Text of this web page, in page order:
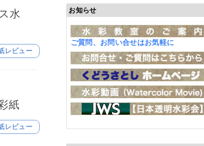
水
レビュー
紙
レビュー
お知らせ
ご質問、お問い合せはお気軽に